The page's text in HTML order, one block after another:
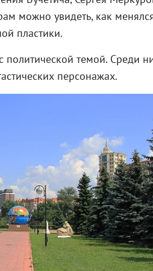
можно увидеть, как
пластики.
темой. Среди
персонажах.